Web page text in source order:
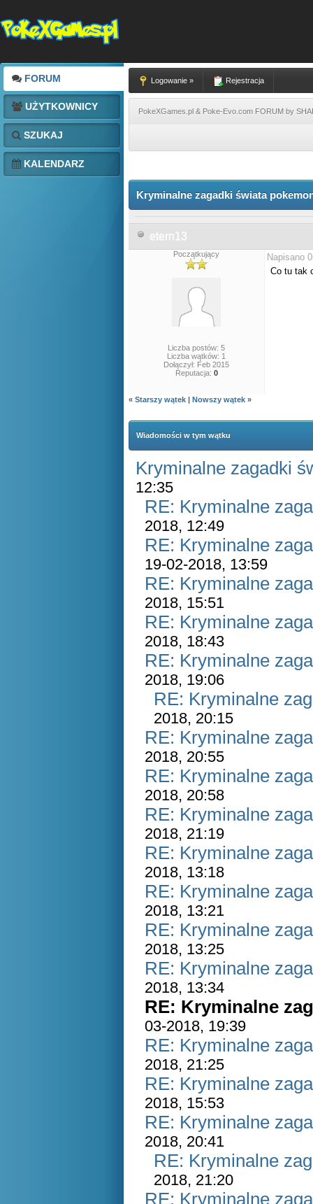
FORUM
UŻYTKOWNICY
SZUKAJ
KALENDARZ
Logowanie » Rejestracja
PokeXGames.pl & Poke-Evo.com FORUM by
Kryminalne zagadki świata
etern13
Początkujący
Liczba postów: 5
Liczba wątków: 1
Dołączył: Feb 2015
Reputacja: 0
Napisano
Co tu tak
« Starszy wątek | Nowszy wątek »
Wiadomości w tym wątku
Kryminalne zagadki
12:35
RE: Kryminalne
2018, 12:49
RE: Kryminalne
19-02-2018, 13:59
RE: Kryminalne
2018, 15:51
RE: Kryminalne
2018, 18:43
RE: Kryminalne
2018, 19:06
RE: Kryminalne
2018, 20:15
RE: Kryminalne
2018, 20:55
RE: Kryminalne
2018, 20:58
RE: Kryminalne
2018, 21:19
RE: Kryminalne
2018, 13:18
RE: Kryminalne
2018, 13:21
RE: Kryminalne
2018, 13:25
RE: Kryminalne
2018, 13:34
RE: Kryminalne
03-2018, 19:39
RE: Kryminalne
2018, 21:25
RE: Kryminalne
2018, 15:53
RE: Kryminalne
2018, 20:41
RE: Kryminalne
2018, 21:20
RE: Kryminalne